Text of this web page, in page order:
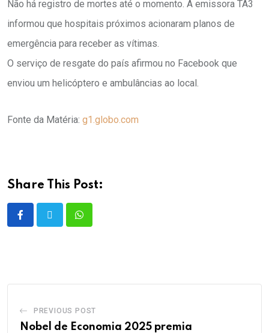
Não há registro de mortes até o momento. A emissora TA3
informou que hospitais próximos acionaram planos de
emergência para receber as vítimas.
O serviço de resgate do país afirmou no Facebook que
enviou um helicóptero e ambulâncias ao local.
Fonte da Matéria: g1.globo.com
Share This Post:
PREVIOUS POST
Nobel de Economia 2025 premia